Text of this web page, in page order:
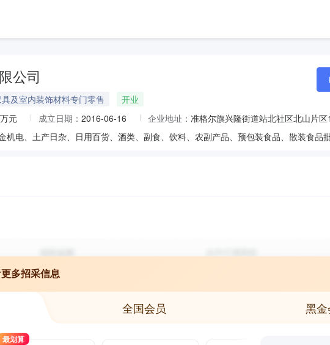
公司
及室内装饰材料专门零售
开业
元 成立日期： 2016-06-16 企业地址： 准格尔旗兴隆街道站北社区北山片
多招采信息
全国会员 黑
最划算